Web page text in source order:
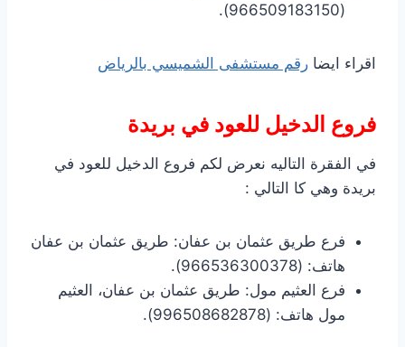
(966509183150).
اقراء ايضا رقم مستشفى الشميسي بالرياض
فروع الدخيل للعود في بريدة
في الفقرة التاليه نعرض لكم فروع الدخيل للعود في
بريدة وهي كا التالي :
فرع طريق عثمان بن عفان: طريق عثمان بن عفان
هاتف: (966536300378).
فرع العثيم مول: طريق عثمان بن عفان، العثيم
مول هاتف: (996508682878).